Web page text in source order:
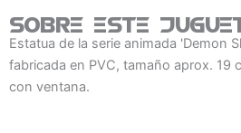
Sobre este
Estatua de la serie animada 'Demon
fabricada en PVC, tamaño aprox. 19
con ventana.